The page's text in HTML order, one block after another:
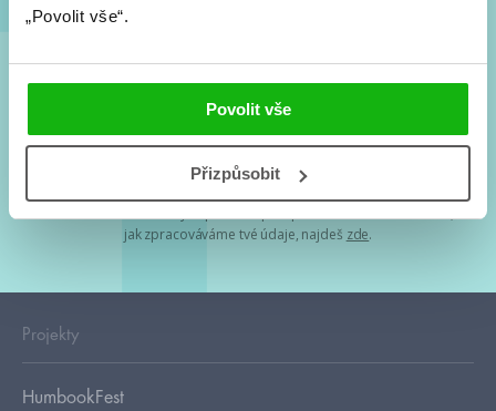
„Povolit vše“.
Povolit vše
Přizpůsobit
Souhlasím spodmínkami zpracování osobních údajů
Tvá e-mailová adresa je u nás v bezpečí. Přečti si
jak zpracováváme tvé údaje, najdeš zde.
Projekty
HumbookFest